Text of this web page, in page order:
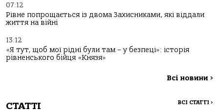
07:12
Рівне попрощається із двома Захисниками, які віддали
життя на війні
13:12
«Я тут, щоб мої рідні були там – у безпеці»: історія
рівненського бійця «Князя»
Всі новини >
СТАТТІ ВСІ СТАТТІ >